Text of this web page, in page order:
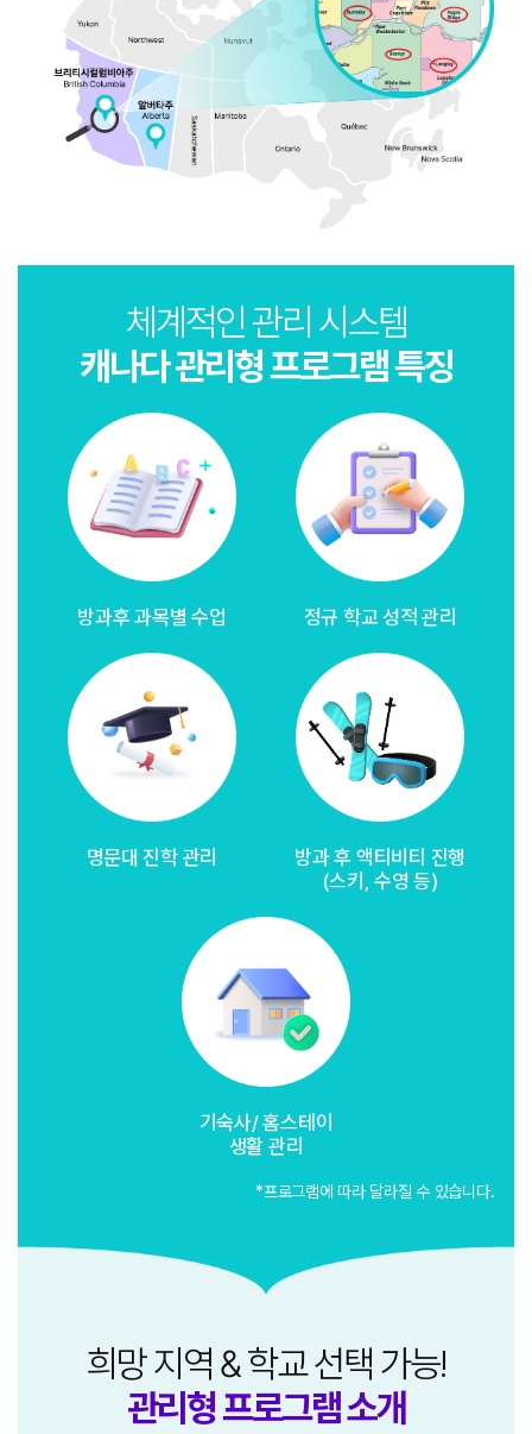
체계적인 관리 시스템
캐나다 관리형 프로그램 특징
방과후 과목별 수업 정규 학교 성적 관리
명문대 진학 관리
방과 후 액티비티 진행
(스키, 수영 등)
기숙사/ 홈스테이
생활 관리
*프로그램에 따라 달라질 수 있습니다.
희망 지역 & 학교 선택 가능!
관리형 프로그램 소개